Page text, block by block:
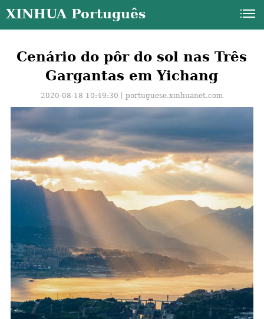
XINHUA Português
Cenário do pôr do sol nas Três
Gargantas em Yichang
2020-08-18 10:49:30丨portuguese.xinhuanet.com